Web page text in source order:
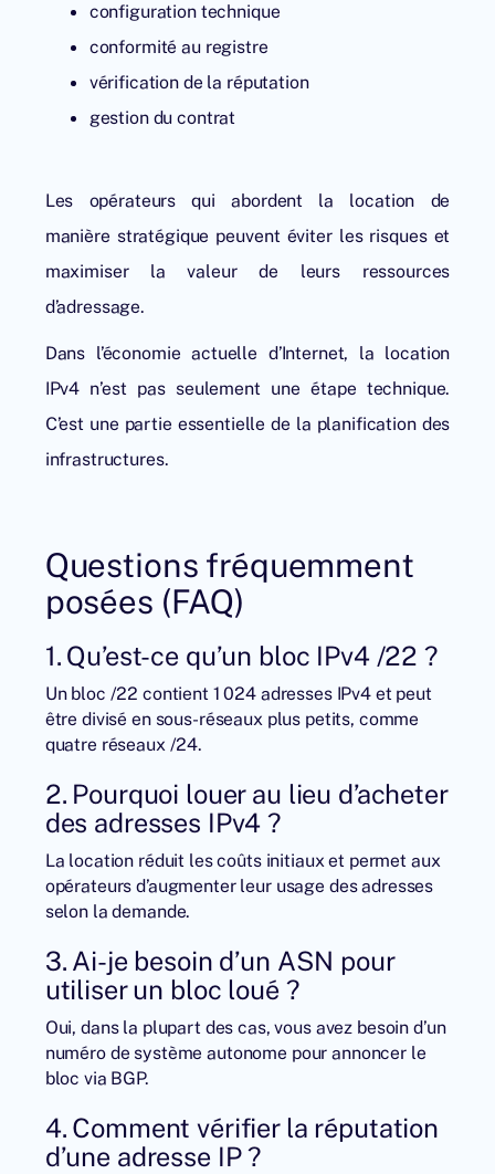
configuration technique
conformité au registre
vérification de la réputation
gestion du contrat
Les opérateurs qui abordent la location de
manière stratégique peuvent éviter les risques et
maximiser la valeur de leurs ressources
d’adressage.
Dans l’économie actuelle d’Internet, la location
IPv4 n’est pas seulement une étape technique.
C’est une partie essentielle de la planification des
infrastructures.
Questions fréquemment
posées (FAQ)
1. Qu’est-ce qu’un bloc IPv4 /22 ?
Un bloc /22 contient 1 024 adresses IPv4 et peut
être divisé en sous-réseaux plus petits, comme
quatre réseaux /24.
2. Pourquoi louer au lieu d’acheter
des adresses IPv4 ?
La location réduit les coûts initiaux et permet aux
opérateurs d’augmenter leur usage des adresses
selon la demande.
3. Ai-je besoin d’un ASN pour
utiliser un bloc loué ?
Oui, dans la plupart des cas, vous avez besoin d’un
numéro de système autonome pour annoncer le
bloc via BGP.
4. Comment vérifier la réputation
d’une adresse IP ?